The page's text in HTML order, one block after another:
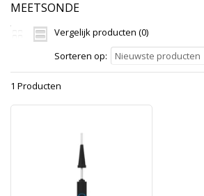
MEETSONDE
Vergelijk producten (0)
Sorteren op:
Nieuwste producten
1 Producten